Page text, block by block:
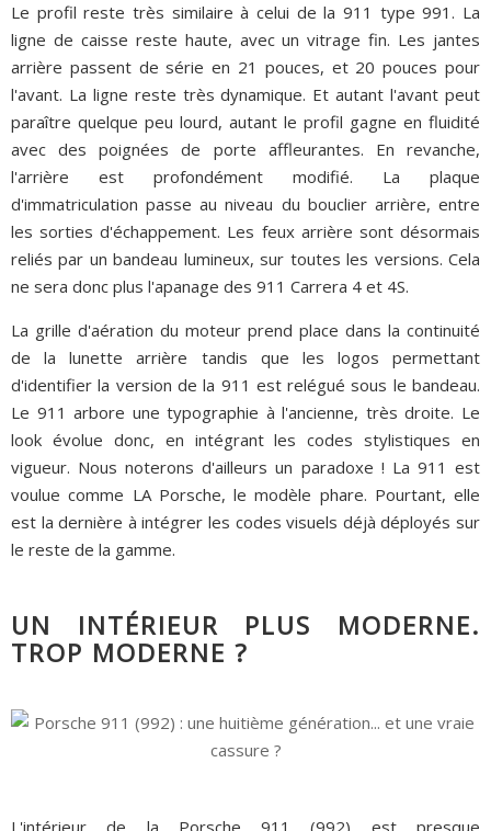
Le profil reste très similaire à celui de la 911 type 991. La
ligne de caisse reste haute, avec un vitrage fin. Les jantes
arrière passent de série en 21 pouces, et 20 pouces pour
l'avant. La ligne reste très dynamique. Et autant l'avant peut
paraître quelque peu lourd, autant le profil gagne en fluidité
avec des poignées de porte affleurantes. En revanche,
l'arrière est profondément modifié. La plaque
d'immatriculation passe au niveau du bouclier arrière, entre
les sorties d'échappement. Les feux arrière sont désormais
reliés par un bandeau lumineux, sur toutes les versions. Cela
ne sera donc plus l'apanage des 911 Carrera 4 et 4S.
La grille d'aération du moteur prend place dans la continuité
de la lunette arrière tandis que les logos permettant
d'identifier la version de la 911 est relégué sous le bandeau.
Le 911 arbore une typographie à l'ancienne, très droite. Le
look évolue donc, en intégrant les codes stylistiques en
vigueur. Nous noterons d'ailleurs un paradoxe ! La 911 est
voulue comme LA Porsche, le modèle phare. Pourtant, elle
est la dernière à intégrer les codes visuels déjà déployés sur
le reste de la gamme.
UN INTÉRIEUR PLUS MODERNE.
TROP MODERNE ?
L'intérieur de la Porsche 911 (992) est presque